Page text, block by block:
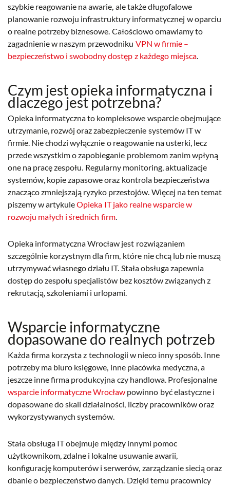
szybkie reagowanie na awarie, ale także długofalowe
planowanie rozwoju infrastruktury informatycznej w oparciu
o realne potrzeby biznesowe. Całościowo omawiamy to
zagadnienie w naszym przewodniku VPN w firmie –
bezpieczeństwo i swobodny dostęp z każdego miejsca.
Czym jest opieka informatyczna i
dlaczego jest potrzebna?
Opieka informatyczna to kompleksowe wsparcie obejmujące
utrzymanie, rozwój oraz zabezpieczenie systemów IT w
firmie. Nie chodzi wyłącznie o reagowanie na usterki, lecz
przede wszystkim o zapobieganie problemom zanim wpłyną
one na pracę zespołu. Regularny monitoring, aktualizacje
systemów, kopie zapasowe oraz kontrola bezpieczeństwa
znacząco zmniejszają ryzyko przestojów. Więcej na ten temat
piszemy w artykuleOpieka IT jako realne wsparcie w
rozwoju małych i średnich firm.
Opieka informatyczna Wrocław jest rozwiązaniem
szczególnie korzystnym dla firm, które nie chcą lub nie muszą
utrzymywać własnego działu IT. Stała obsługa zapewnia
dostęp do zespołu specjalistów bez kosztów związanych z
rekrutacją, szkoleniami i urlopami.
Wsparcie informatyczne
dopasowane do realnych potrzeb
Każda firma korzysta z technologii w nieco inny sposób. Inne
potrzeby ma biuro księgowe, inne placówka medyczna, a
jeszcze inne firma produkcyjna czy handlowa. Profesjonalne
wsparcie informatyczne Wrocław powinno być elastyczne i
dopasowane do skali działalności, liczby pracowników oraz
wykorzystywanych systemów.
Stała obsługa IT obejmuje między innymi pomoc
użytkownikom, zdalne i lokalne usuwanie awarii,
konfigurację komputerów i serwerów, zarządzanie siecią oraz
dbanie o bezpieczeństwo danych. Dzięki temu pracownicy